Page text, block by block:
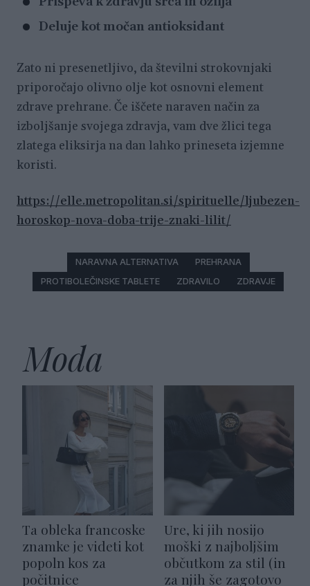
Deluje kot močan antioksidant
Zato ni presenetljivo, da številni strokovnjaki
priporočajo olivno olje kot osnovni element
zdrave prehrane. Če iščete naraven način za
izboljšanje svojega zdravja, vam dve žlici tega
zlatega eliksirja na dan lahko prineseta izjemne
koristi.
https://elle.metropolitan.si/spirituelle/ljubezen-
horoskop-nova-doba-trije-znaki-lilit/
NARAVNA ALTERNATIVA
PREHRANA
PROTIBOLEČINSKE TABLETE
ZDRAVILO ZDRAVJE
Moda
Ta obleka francoske
znamke je videti kot
popoln kos za
počitnice
Ure, ki jih nosijo
moški z najboljšim
občutkom za stil (in
za njih še zagotovo